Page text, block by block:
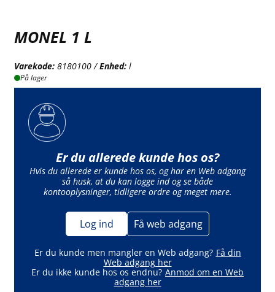
MONEL 1 L
Varekode: 8180100 /Enhed: l
På lager
Er du allerede kunde hos os?
Hvis du allerede er kunde hos os, og har en Web adgang
så husk, at du kan logge ind og se både
kontooplysninger, tidligere ordre og meget mere.
Log ind Få web adgang
Er du kunde men mangler en Web adgang? Få din
Web adgang her
Er du ikke kunde hos os endnu? Anmod om en Web
adgang her